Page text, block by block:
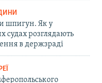
шпигун. Як у
судах розглядають
в держзраді